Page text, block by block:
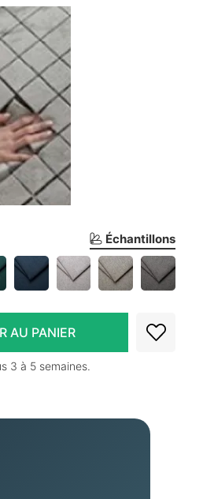
Échantillons
3 à 5 semaines.